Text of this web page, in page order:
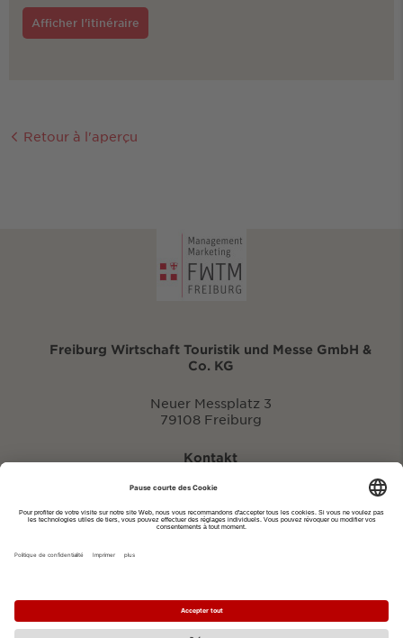
Afficher l'itinéraire
Retour à l'aperçu
Freiburg Wirtschaft Touristik und Messe GmbH &
Co. KG
Neuer Messplatz 3
79108 Freiburg
Kontakt
eventportal@fwtm.de
Imprimer